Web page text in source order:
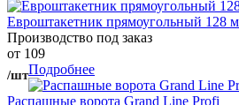
Евроштакетник прямоугольный 128
Производство под заказ
от 109
/штПодробнее
Распашные ворота Grand Line Profi